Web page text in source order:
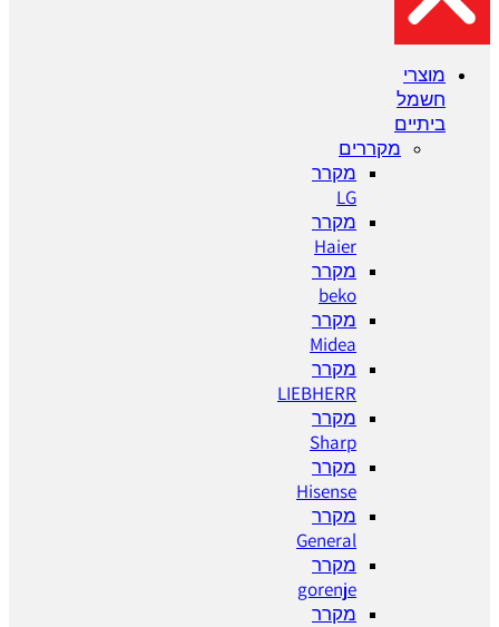
מוצרי
חשמל
ביתיים
מקררים
מקרר
מקרר
מקרר
מקרר
Midea
מקרר
LIEBHERR
מקרר
Sharp
מקרר
Hisense
מקרר
General
מקרר
gorenje
מקרר